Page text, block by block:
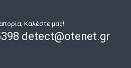
Καλέστε μας!
detect@otenet.gr